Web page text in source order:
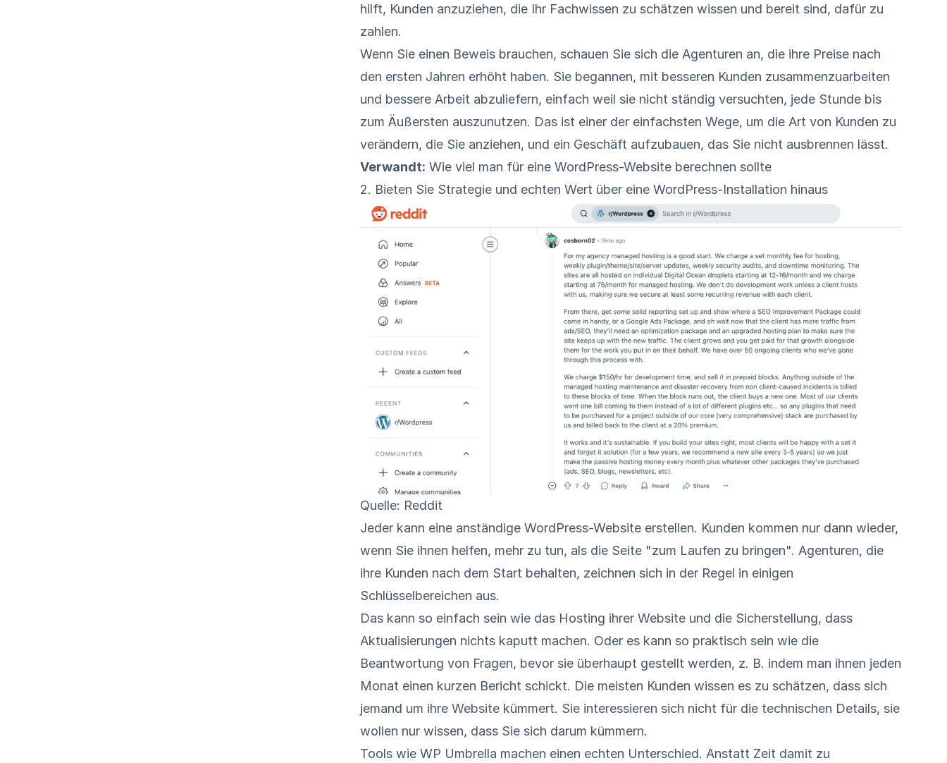
hilft, Kunden anzuziehen, die Ihr Fachwissen zu schätzen wissen und bereit sind, dafür zu
zahlen.
Wenn Sie einen Beweis brauchen, schauen Sie sich die Agenturen an, die ihre Preise nach
den ersten Jahren erhöht haben. Sie begannen, mit besseren Kunden zusammenzuarbeiten
und bessere Arbeit abzuliefern, einfach weil sie nicht ständig versuchten, jede Stunde bis
zum Äußersten auszunutzen. Das ist einer der einfachsten Wege, um die Art von Kunden zu
verändern, die Sie anziehen, und ein Geschäft aufzubauen, das Sie nicht ausbrennen lässt.
Verwandt: Wie viel man für eine WordPress-Website berechnen sollte
2. Bieten Sie Strategie und echten Wert über eine WordPress-Installation hinaus
Quelle: Reddit
Jeder kann eine anständige WordPress-Website erstellen. Kunden kommen nur dann wieder,
wenn Sie ihnen helfen, mehr zu tun, als die Seite "zum Laufen zu bringen". Agenturen, die
ihre Kunden nach dem Start behalten, zeichnen sich in der Regel in einigen
Schlüsselbereichen aus.
Das kann so einfach sein wie das Hosting ihrer Website und die Sicherstellung, dass
Aktualisierungen nichts kaputt machen. Oder es kann so praktisch sein wie die
Beantwortung von Fragen, bevor sie überhaupt gestellt werden, z. B. indem man ihnen jeden
Monat einen kurzen Bericht schickt. Die meisten Kunden wissen es zu schätzen, dass sich
jemand um ihre Website kümmert. Sie interessieren sich nicht für die technischen Details, sie
wollen nur wissen, dass Sie sich darum kümmern.
Tools wieWP Umbrella machen einen echten Unterschied. Anstatt Zeit damit zu